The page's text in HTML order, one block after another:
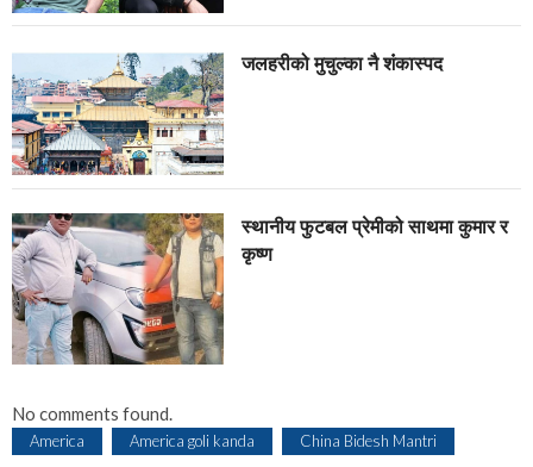
जलहरीको मुचुल्का नै शंंकास्पद
स्थानीय फुटबल प्रेमीको साथमा कुमार र
कृष्ण
No comments found.
America America goli kanda China Bidesh Mantri